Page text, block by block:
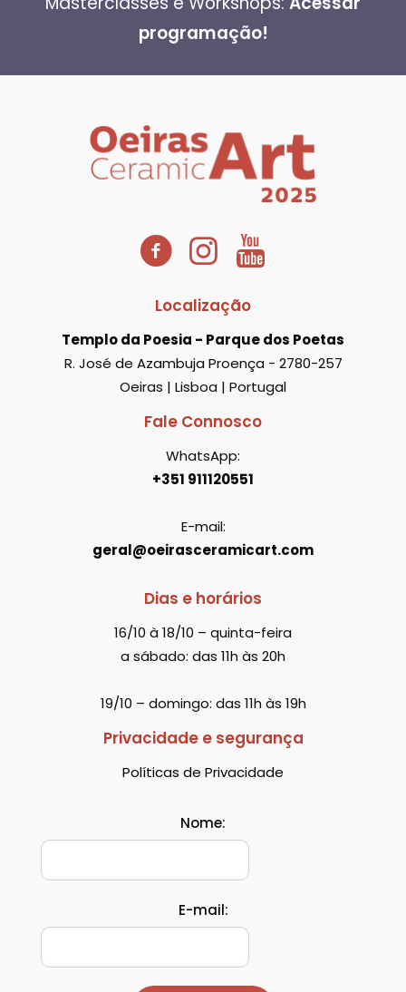
programação!
Localização
Templo da Poesia - Parque dos Poetas
R. José de Azambuja Proença - 2780-257
Oeiras | Lisboa | Portugal
Fale Connosco
WhatsApp:
+351 911120551
E-mail:
geral@oeirasceramicart.com
Dias e horários
16/10 à 18/10 – quinta-feira
a sábado: das 11h às 20h
19/10 – domingo: das 11h às 19h
Privacidade e segurança
Políticas de Privacidade
Nome:
E-mail: